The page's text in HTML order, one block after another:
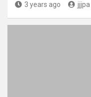
3 years ago jjjpa